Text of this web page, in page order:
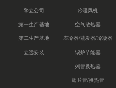
擎立公司
第一生产基地
第二生产基地
立远安装
冷暖风机
空气散热器
表冷器/蒸发器/冷凝器
锅炉节能器
列管换热器
翅片管/换热管